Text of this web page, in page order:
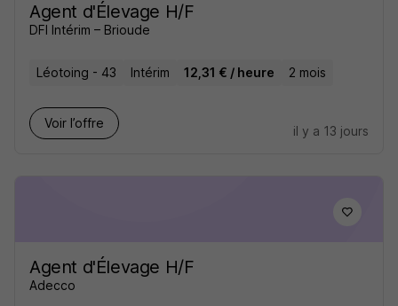
Agent d'Élevage H/F
DFI Intérim – Brioude
Léotoing - 43 Intérim 12,31 € / heure 2 mois
Voir l’offre
il y a 13 jours
Agent d'Élevage H/F
Adecco